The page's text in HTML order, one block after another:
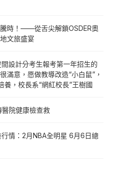
時！——從舌尖解鎖OSDER奧
文旅盛宴
設計分考生報考第一年招生的
滿意，愿做教導改造“小白鼠”，
養，校長系“網紅校長”王樹國
院健康檢查救
情：2月NBA全明星 6月6日總